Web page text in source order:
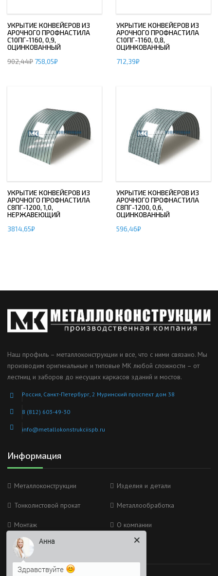
УКРЫТИЕ КОНВЕЙЕРОВ ИЗ
АРОЧНОГО ПРОФНАСТИЛА
С10ПГ-1160, 0,9,
ОЦИНКОВАННЫЙ
902,44₽ 758,05₽
УКРЫТИЕ КОНВЕЙЕРОВ ИЗ
АРОЧНОГО ПРОФНАСТИЛА
С10ПГ-1160, 0,8,
ОЦИНКОВАННЫЙ
712,39₽
УКРЫТИЕ КОНВЕЙЕРОВ ИЗ
АРОЧНОГО ПРОФНАСТИЛА
С8ПГ-1200, 1,0,
НЕРЖАВЕЮЩИЙ
3814,65₽
УКРЫТИЕ КОНВЕЙЕРОВ ИЗ
АРОЧНОГО ПРОФНАСТИЛА
С8ПГ-1200, 0,6,
ОЦИНКОВАННЫЙ
596,46₽
Наш профиль – металлоконструкции и все, что с ними связано. Мы
производим оригинальные и типовые МК любой сложности – от
лестниц и заборов до несущих каркасов зданий и мостов.
Россия, Санкт-Петербург, 2 Муринский проспект дом 38
8 (812) 603-49-30
info@metallokonstrukciispb.ru
Информация
Металлоконструкции Изделия и детали
Тонколистовой прокат Металлообработка
Монтаж О компании
Присоединяйтесь
Анна
Здравствуйте